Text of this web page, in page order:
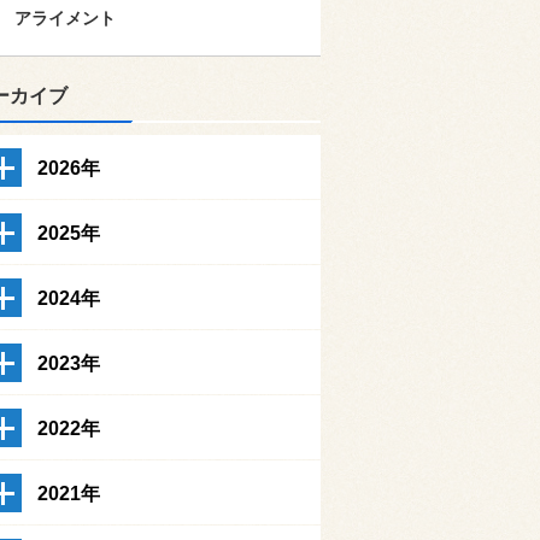
アライメント
カイブ
2026年
2025年
2024年
2023年
2022年
2021年